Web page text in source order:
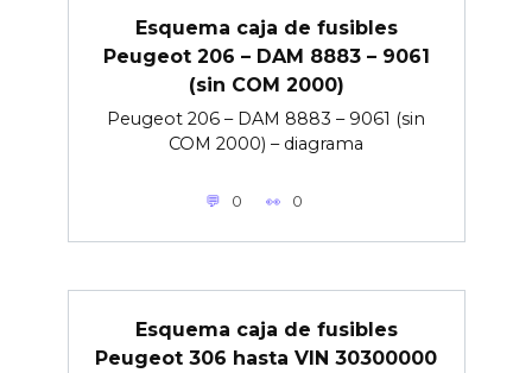
Esquema caja de fusibles
Peugeot 206 – DAM 8883 – 9061
(sin COM 2000)
Peugeot 206 – DAM 8883 – 9061 (sin
COM 2000) – diagrama
0 0
Esquema caja de fusibles
Peugeot 306 hasta VIN 30300000